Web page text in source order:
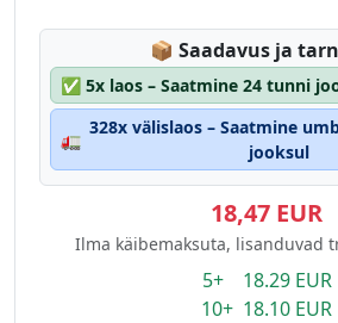
📦 Lagerstatus:
Saadavus ja
✅ 5x laos – Saatmine 24 tunni
🚛
328x välislaos – Saatmine
jooksul
18,47 EUR
Ilma käibemaksuta, lisanduvad
5+ 18.29 EUR
10+ 18.10 EUR